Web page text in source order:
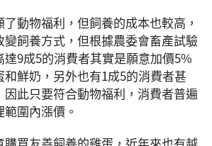
動物福利，但飼養的成本也較高，
飼養方式，但根據農委會畜產試驗
9成5的消費者其實是願意加價5%
鮮奶，另外也有1成5的消費者甚
此只要符合動物福利，消費者普遍
圍內漲價。